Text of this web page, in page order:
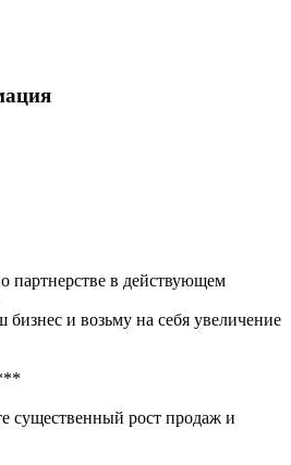
партнерстве в действующем
и возьму на себя увеличение
существенный рост продаж и